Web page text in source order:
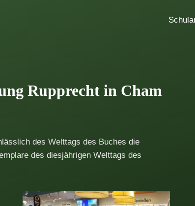
Rupprecht in Cham
des Welttags des Buches die
des diesjährigen Welttags des